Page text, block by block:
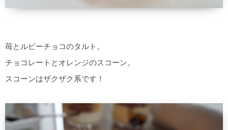
苺とルビーチョコのタルト。
チョコレートとオレンジのスコーン。
スコーンはザクザク系です！